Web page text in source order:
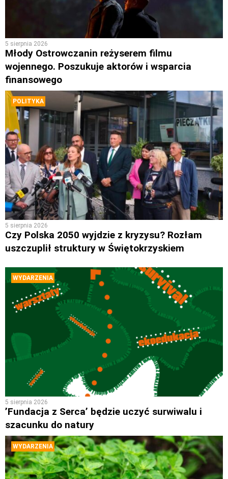
5 sierpnia 2026
Młody Ostrowczanin reżyserem filmu
wojennego. Poszukuje aktorów i wsparcia
finansowego
POLITYKA
5 sierpnia 2026
Czy Polska 2050 wyjdzie z kryzysu? Rozłam
uszczuplił struktury w Świętokrzyskiem
WYDARZENIA
5 sierpnia 2026
’Fundacja z Serca’ będzie uczyć surwiwalu i
szacunku do natury
WYDARZENIA